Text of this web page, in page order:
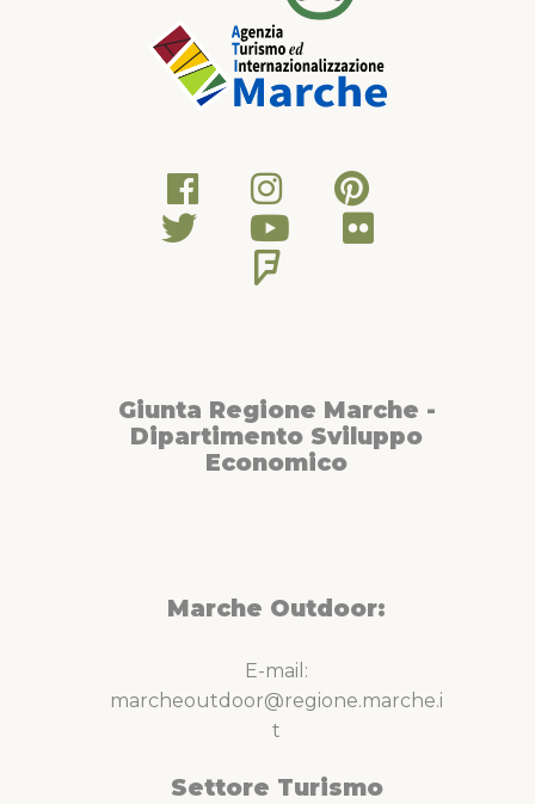
Giunta Regione Marche -
Dipartimento Sviluppo
Economico
Marche Outdoor:
E-mail:
marcheoutdoor@regione.marche.i
t
Settore Turismo